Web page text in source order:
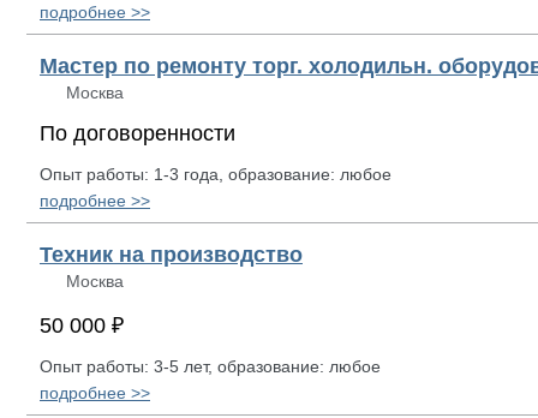
подробнее >>
Мастер по ремонту торг. холодильн.
Москва
По договоренности
Опыт работы: 1-3 года, образование: любое
подробнее >>
Техник на производство
Москва
50 000 ₽
Опыт работы: 3-5 лет, образование: любое
подробнее >>